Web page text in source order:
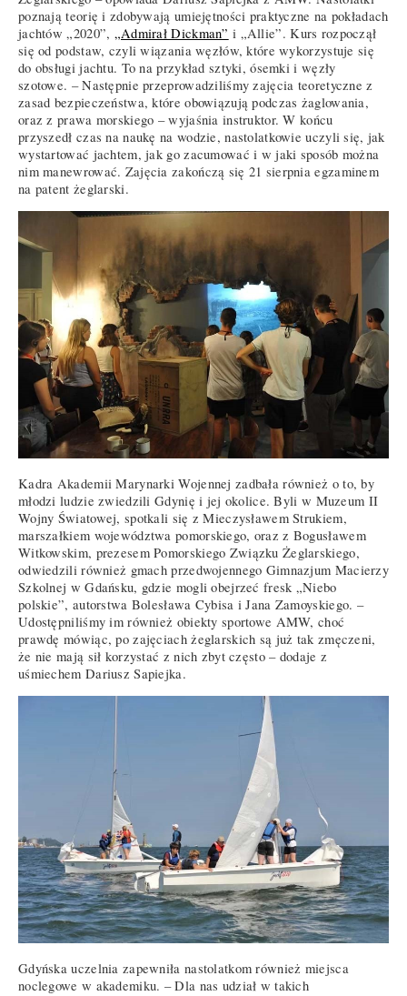
poznają teorię i zdobywają umiejętności praktyczne na pokładach
jachtów „2020”, „Admirał Dickman” i „Allie”. Kurs rozpoczął
się od podstaw, czyli wiązania węzłów, które wykorzystuje się
do obsługi jachtu. To na przykład sztyki, ósemki i węzły
szotowe. – Następnie przeprowadziliśmy zajęcia teoretyczne z
zasad bezpieczeństwa, które obowiązują podczas żaglowania,
oraz z prawa morskiego – wyjaśnia instruktor. W końcu
przyszedł czas na naukę na wodzie, nastolatkowie uczyli się, jak
wystartować jachtem, jak go zacumować i w jaki sposób można
nim manewrować. Zajęcia zakończą się 21 sierpnia egzaminem
na patent żeglarski.
Kadra Akademii Marynarki Wojennej zadbała również o to, by
młodzi ludzie zwiedzili Gdynię i jej okolice. Byli w Muzeum II
Wojny Światowej, spotkali się z Mieczysławem Strukiem,
marszałkiem województwa pomorskiego, oraz z Bogusławem
Witkowskim, prezesem Pomorskiego Związku Żeglarskiego,
odwiedzili również gmach przedwojennego Gimnazjum Macierzy
Szkolnej w Gdańsku, gdzie mogli obejrzeć fresk „Niebo
polskie”, autorstwa Bolesława Cybisa i Jana Zamoyskiego. –
Udostępniliśmy im również obiekty sportowe AMW, choć
prawdę mówiąc, po zajęciach żeglarskich są już tak zmęczeni,
że nie mają sił korzystać z nich zbyt często – dodaje z
uśmiechem Dariusz Sapiejka.
Gdyńska uczelnia zapewniła nastolatkom również miejsca
noclegowe w akademiku. – Dla nas udział w takich